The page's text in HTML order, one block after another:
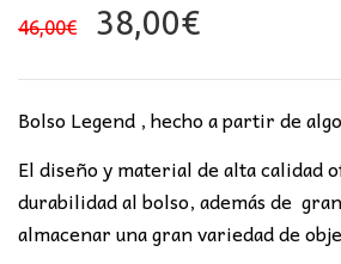
46,00€
El
original
era:
46,00€.
38,00€El
actual
es:
38,00€.
Bolso Legend , hecho a partir de
El diseño y material de alta calidad
durabilidad al bolso, además de
almacenar una gran variedad de